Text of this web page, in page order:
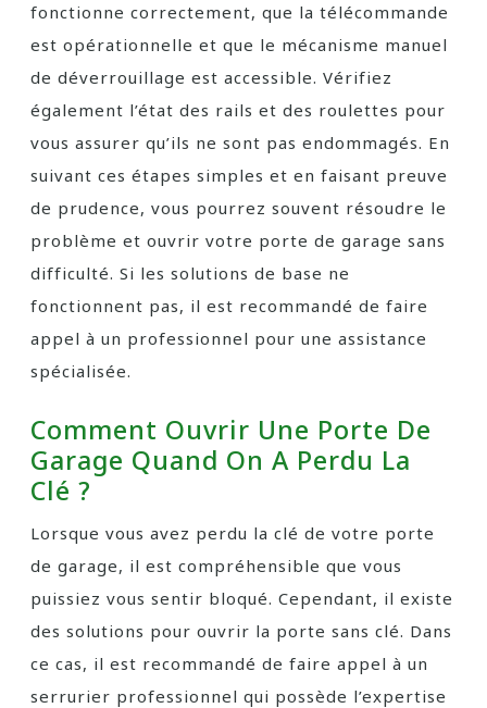
fonctionne correctement, que la télécommande
est opérationnelle et que le mécanisme manuel
de déverrouillage est accessible. Vérifiez
également l’état des rails et des roulettes pour
vous assurer qu’ils ne sont pas endommagés. En
suivant ces étapes simples et en faisant preuve
de prudence, vous pourrez souvent résoudre le
problème et ouvrir votre porte de garage sans
difficulté. Si les solutions de base ne
fonctionnent pas, il est recommandé de faire
appel à un professionnel pour une assistance
spécialisée.
Comment Ouvrir Une Porte De
Garage Quand On A Perdu La
Clé ?
Lorsque vous avez perdu la clé de votre porte
de garage, il est compréhensible que vous
puissiez vous sentir bloqué. Cependant, il existe
des solutions pour ouvrir la porte sans clé. Dans
ce cas, il est recommandé de faire appel à un
serrurier professionnel qui possède l’expertise